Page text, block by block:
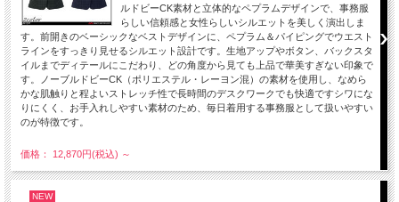
ルドビーCK素材と立体的なペプラムデザインで、事務服
らしい信頼感と女性らしいシルエットを美しく演出しま
す。前開きのベーシックなベストデザインに、ペプラム＆パイピングでウエスト
ラインをすっきり見せるシルエット設計です。生地アップやボタン、バックスタ
イルまでディテールにこだわり、どの角度から見ても上品で華美すぎない印象で
す。ノーブルドビーCK（ポリエステル・レーヨン混）の素材を使用し、なめら
かな肌触りと程よいストレッチ性で長時間のデスクワークでも快適ですシワにな
りにくく、お手入れしやすい素材のため、毎日着用する事務服として扱いやすい
のが特徴です。
価格： 12,870円(税込) ～
NEW